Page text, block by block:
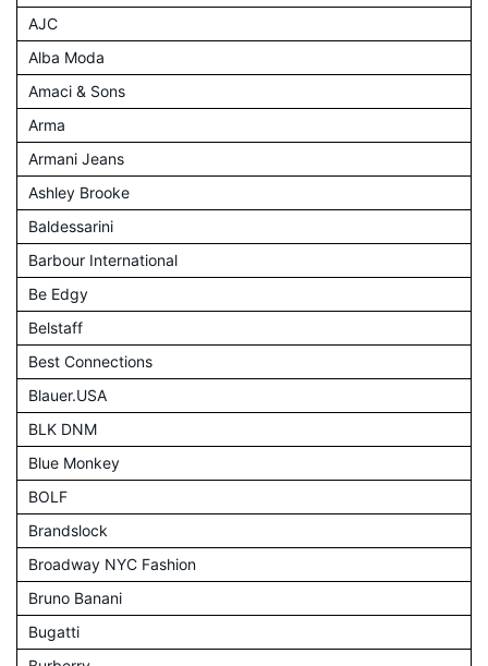
AJC
Alba Moda
Amaci & Sons
Arma
Armani Jeans
Ashley Brooke
Baldessarini
Barbour International
Be Edgy
Belstaff
Best Connections
Blauer.USA
BLK DNM
Blue Monkey
BOLF
Brandslock
Broadway NYC Fashion
Bruno Banani
Bugatti